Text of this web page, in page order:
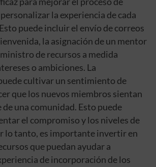
la experiencia de cada
puede incluir el envío de correos
la asignación de un mentor
de recursos a medida
o ambiciones. La
cultivar un sentimiento de
que los nuevos miembros sientan
una comunidad. Esto puede
el compromiso y los niveles de
lo tanto, es importante invertir en
que puedan ayudar a
de incorporación de los